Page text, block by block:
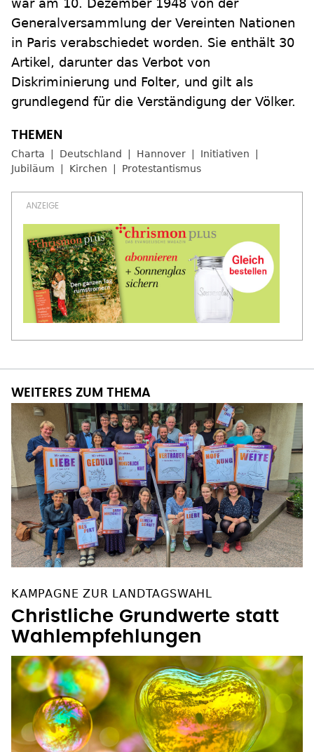
war am 10. Dezember 1948 von der
Generalversammlung der Vereinten Nationen
in Paris verabschiedet worden. Sie enthält 30
Artikel, darunter das Verbot von
Diskriminierung und Folter, und gilt als
grundlegend für die Verständigung der Völker.
Charta Deutschland Hannover
Initiativen
Jubiläum
Kirchen Protestantismus
WEITERES ZUM THEMA
KAMPAGNE ZUR LANDTAGSWAHL
Christliche Grundwerte statt
Wahlempfehlungen